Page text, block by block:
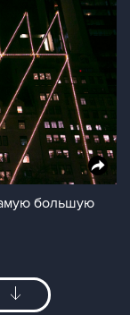
большую